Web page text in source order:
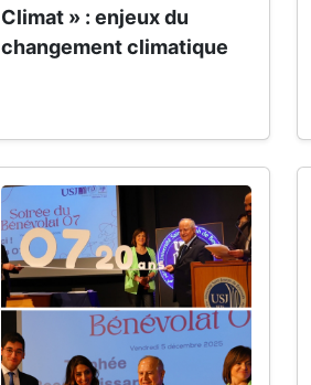
Climat » : enjeux du
changement climatique